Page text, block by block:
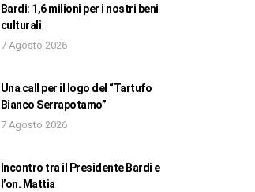
Bardi: 1,6 milioni per i nostri beni
culturali
7 Agosto 2026
Una call per il logo del “Tartufo
Bianco Serrapotamo”
7 Agosto 2026
Incontro tra il Presidente Bardi e
l’on. Mattia